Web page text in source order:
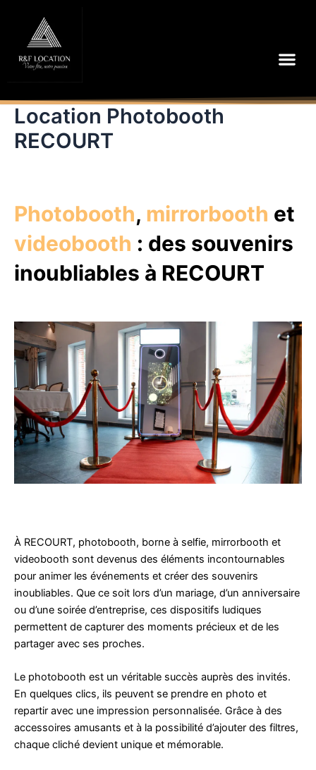
contenu
Location Photobooth
RECOURT
Photobooth, mirrorbooth et
videobooth : des souvenirs
inoubliables à RECOURT
À RECOURT, photobooth, borne à selfie, mirrorbooth et
videobooth sont devenus des éléments incontournables
pour animer les événements et créer des souvenirs
inoubliables. Que ce soit lors d’un mariage, d’un anniversaire
ou d’une soirée d’entreprise, ces dispositifs ludiques
permettent de capturer des moments précieux et de les
partager avec ses proches.
Le photobooth est un véritable succès auprès des invités.
En quelques clics, ils peuvent se prendre en photo et
repartir avec une impression personnalisée. Grâce à des
accessoires amusants et à la possibilité d’ajouter des filtres,
chaque cliché devient unique et mémorable.